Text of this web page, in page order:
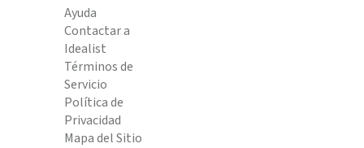
Ayuda
Contactar a
Idealist
Términos de
Servicio
Política de
Privacidad
Mapa del Sitio